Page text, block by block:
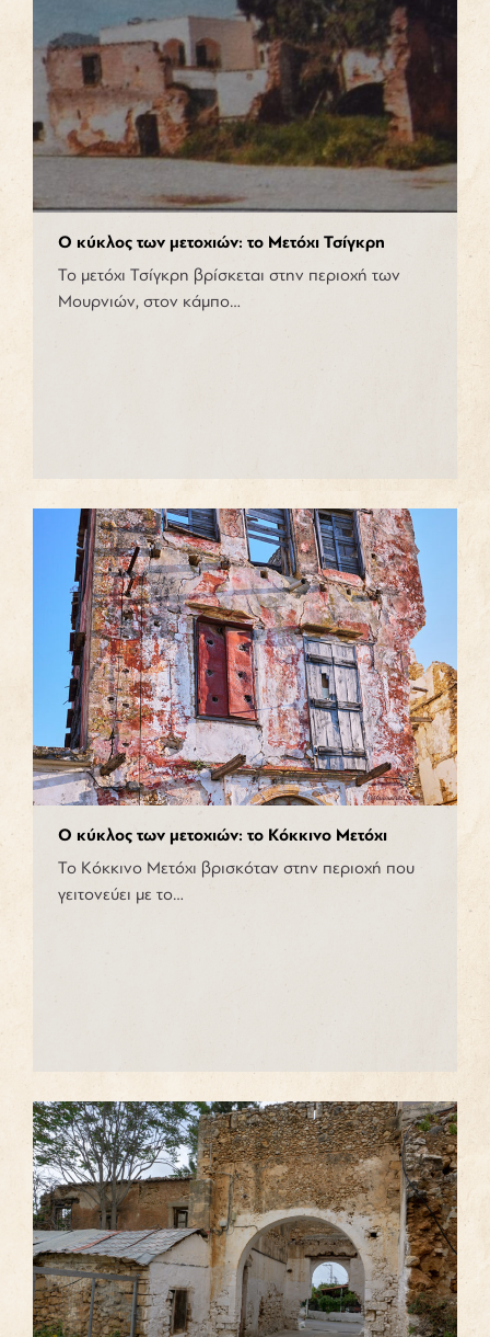
Ο κύκλος των μετοχιών: το Μετόχι Τσίγκρη
Το μετόχι Τσίγκρη βρίσκεται στην περιοχή των
Μουρνιών, στον κάμπο…
Ο κύκλος των μετοχιών: το Κόκκινο Μετόχι
Το Κόκκινο Μετόχι βρισκόταν στην περιοχή που
γειτονεύει με το…